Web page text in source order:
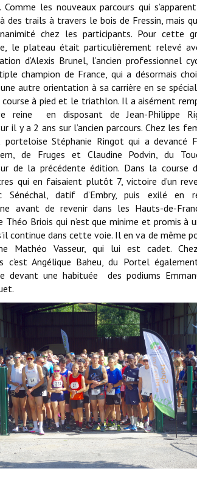
Comme les nouveaux parcours qui
des trails à travers le bois de Fressin, mais
chez les participants. Pour cette
le plateau était particulièrement relevé
d’Alexis Brunel, l’ancien professionnel
champion de France, qui a désormais
autre orientation à sa carrière en se
course à pied et le triathlon. Il a aisément
reine en disposant de Jean-Philippe
il y a 2 ans sur l’ancien parcours. Chez les
porteloise Stéphanie Ringot qui a devancé
de Fruges et Claudine Podvin, du
de la précédente édition. Dans la course
qui en faisaient plutôt 7, victoire d’un
Sénéchal, datif d’Embry, puis exilé en
avant de revenir dans les Hauts-de-
Théo Briois qui n’est que minime et promis à
continue dans cette voie. Il en va de même
Mathéo Vasseur, qui lui est cadet.
c’est Angélique Baheu, du Portel
devant une habituée des podiums